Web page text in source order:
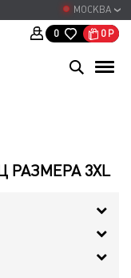
МОСКВА
0 0 Р
3XL